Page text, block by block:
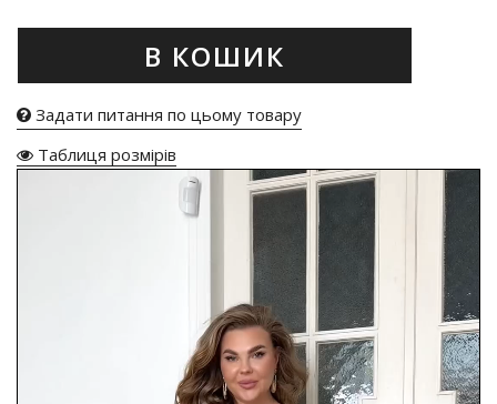
В КОШИК
Задати питання по цьому товару
Таблиця розмірів